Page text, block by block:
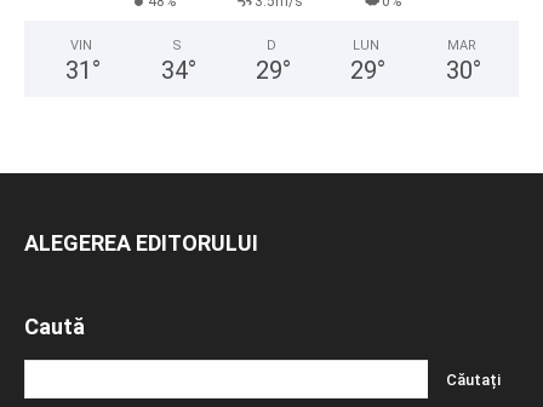
VIN
31 °
S
34°
D
29°
LUN
29°
MAR
30°
ALEGEREA EDITORULUI
Caută